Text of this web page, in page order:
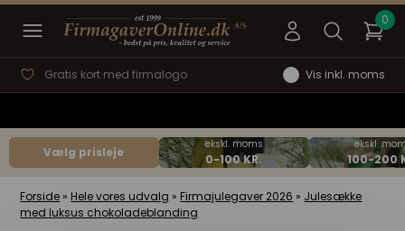
Gratis kort med firmalogo Vis inkl. moms
Vælg prisleje
Forside » Hele vores udvalg » Firmajulegaver 2026 » Julesække
med luksus chokoladeblanding